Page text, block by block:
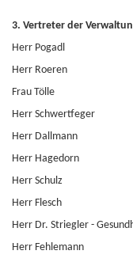
3. Vertreter der
Herr Pogadl
Herr Roeren
Frau Tölle
Herr Schwertfeger
Herr Dallmann
Herr Hagedorn
Herr Schulz
Herr Flesch
Herr Dr. Striegler -
Herr Fehlemann